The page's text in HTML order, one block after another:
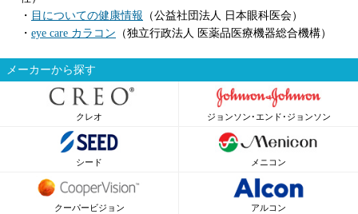
・ 目についての健康情報 （公益社団法人 日本眼科医会）
・ eye care カラコン （独立行政法人 医薬品医療機器総合機構）
メーカーから探す
クレオ ジョンソン･エンド･ジョンソン
シード メニコン
クーパービジョン アルコン